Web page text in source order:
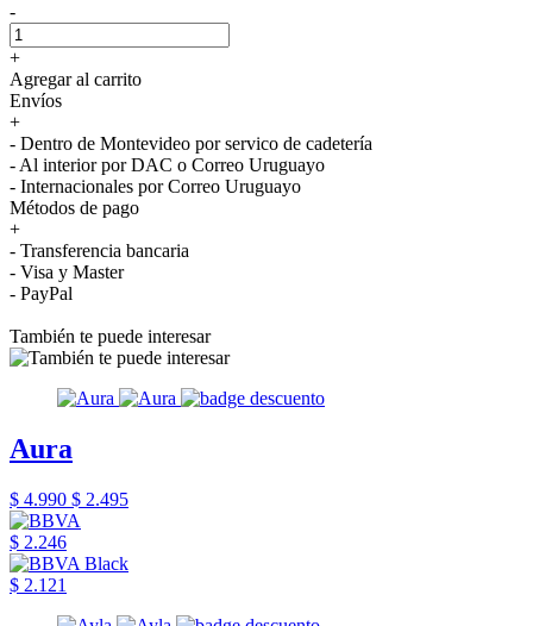
-
+
Agregar al carrito
Envíos
+
- Dentro de Montevideo por servico de cadetería
- Al interior por DAC o Correo Uruguayo
- Internacionales por Correo Uruguayo
Métodos de pago
+
- Transferencia bancaria
- Visa y Master
- PayPal
También te puede interesar
Aura
$ 4.990 $ 2.495
$ 2.246
$ 2.121